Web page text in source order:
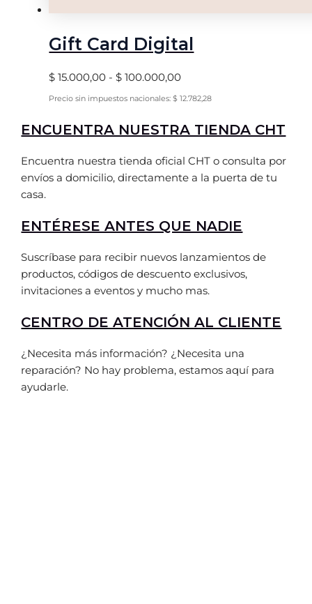
Gift Card Digital
$ 15.000,00 - $ 100.000,00
Precio sin impuestos nacionales:$ 12.782,28
ENCUENTRA NUESTRA TIENDA CHT
Encuentra nuestra tienda oficial CHT o consulta por
envíos a domicilio, directamente a la puerta de tu
casa.
ENTÉRESE ANTES QUE NADIE
Suscríbase para recibir nuevos lanzamientos de
productos, códigos de descuento exclusivos,
invitaciones a eventos y mucho mas.
CENTRO DE ATENCIÓN AL CLIENTE
¿Necesita más información? ¿Necesita una
reparación? No hay problema, estamos aquí para
ayudarle.